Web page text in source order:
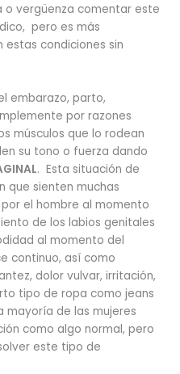
o vergüenza comentar este
pero es más
condiciones sin
embarazo, parto,
por razones
músculos que lo rodean
su tono o fuerza dando
. Esta situación de
que sienten muchas
el hombre al momento
de los labios genitales
al momento del
continuo, así como
dolor vulvar, irritación,
tipo de ropa como jeans
mayoría de las mujeres
como algo normal, pero
este tipo de